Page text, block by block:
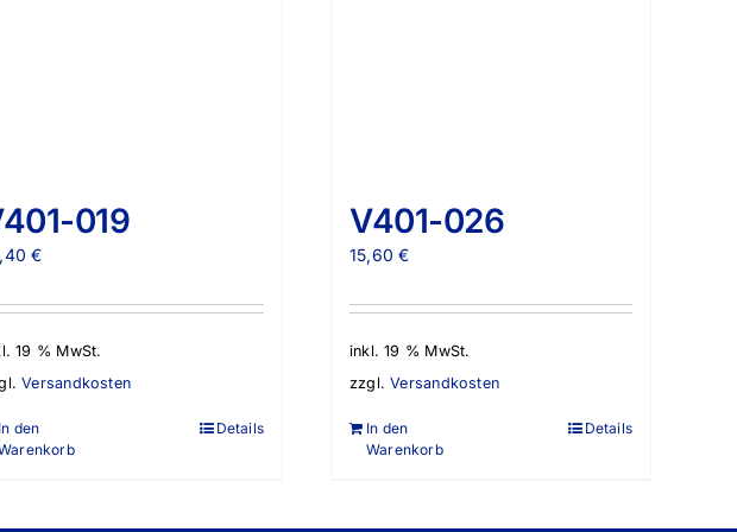
019
€
19 % MwSt.
Versandkosten
In den
Details
V401-026
15,60€
inkl. 19 % MwSt.
zzgl.Versandkosten
In den
Warenkorb
Details